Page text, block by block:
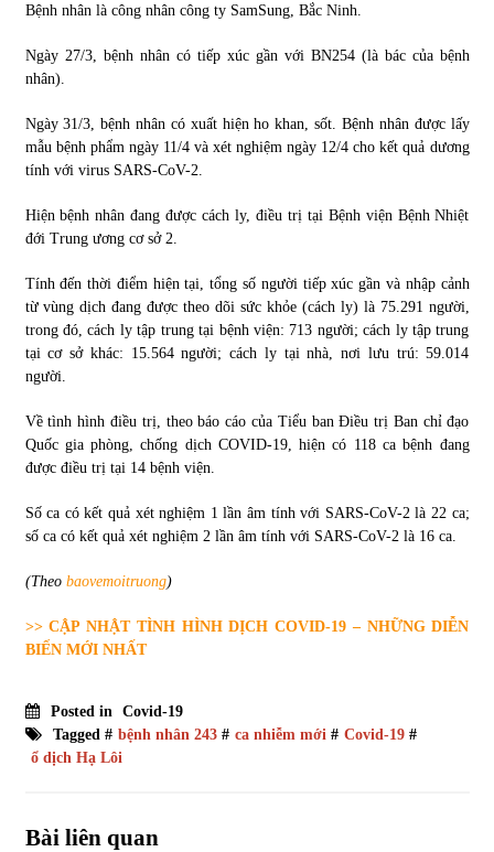
Top 10 xe bán chạy nhất tháng 9/2021
Bệnh nhân là công nhân công ty SamSung, Bắc Ninh.
Ngày 27/3, bệnh nhân có tiếp xúc gần với BN254 (là bác của bệnh
nhân).
Ngày 31/3, bệnh nhân có xuất hiện ho khan, sốt. Bệnh nhân được lấy
mẫu bệnh phẩm ngày 11/4 và xét nghiệm ngày 12/4 cho kết quả dương
tính với virus SARS-CoV-2.
Hiện bệnh nhân đang được cách ly, điều trị tại Bệnh viện Bệnh Nhiệt
đới Trung ương cơ sở 2.
Tính đến thời điểm hiện tại, tổng số người tiếp xúc gần và nhập cảnh
từ vùng dịch đang được theo dõi sức khỏe (cách ly) là 75.291 người,
trong đó, cách ly tập trung tại bệnh viện: 713 người; cách ly tập trung
tại cơ sở khác: 15.564 người; cách ly tại nhà, nơi lưu trú: 59.014
người.
Về tình hình điều trị, theo báo cáo của Tiểu ban Điều trị Ban chỉ đạo
Quốc gia phòng, chống dịch COVID-19, hiện có 118 ca bệnh đang
được điều trị tại 14 bệnh viện.
Số ca có kết quả xét nghiệm 1 lần âm tính với SARS-CoV-2 là 22 ca;
số ca có kết quả xét nghiệm 2 lần âm tính với SARS-CoV-2 là 16 ca.
(Theo baovemoitruong)
>> CẬP NHẬT TÌNH HÌNH DỊCH COVID-19 – NHỮNG DIỄN
BIẾN MỚI NHẤT
Posted in
Covid-19
Tagged # bệnh nhân 243# ca nhiễm mới # Covid-19#
ổ dịch Hạ Lôi
Bài liên quan